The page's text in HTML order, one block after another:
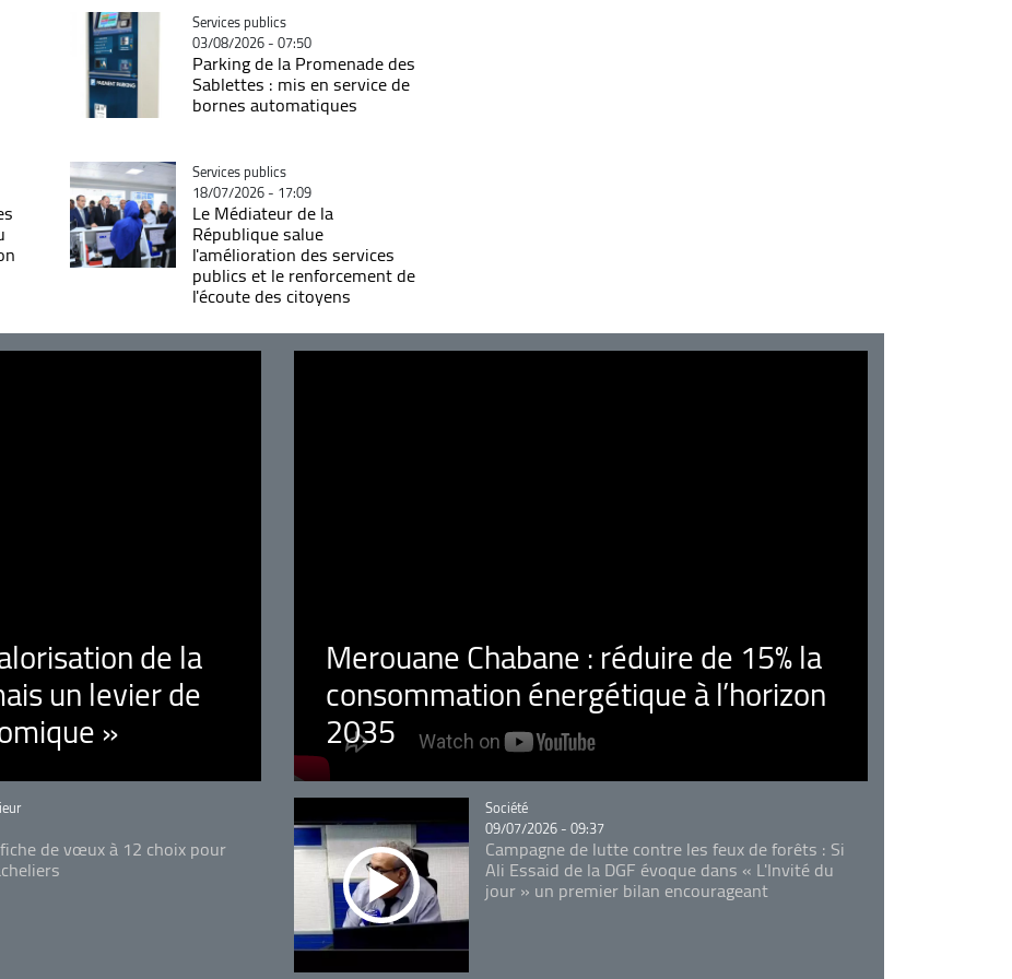
Catégorie
Services publics
03/08/2026 - 07:50
Parking de la Promenade des
Sablettes : mis en service de
bornes automatiques
Catégorie
Services publics
18/07/2026 - 17:09
Le Médiateur de la
République salue
l'amélioration des services
publics et le renforcement de
l'écoute des citoyens
de la
un levier de
»
Merouane Chabane : réduire de 15% la
consommation énergétique à l’horizon
2035
de vœux à 12 choix pour
Catégorie
Société
09/07/2026 - 09:37
Campagne de lutte contre les feux de forêts : Si
Ali Essaid de la DGF évoque dans « L'Invité du
jour » un premier bilan encourageant